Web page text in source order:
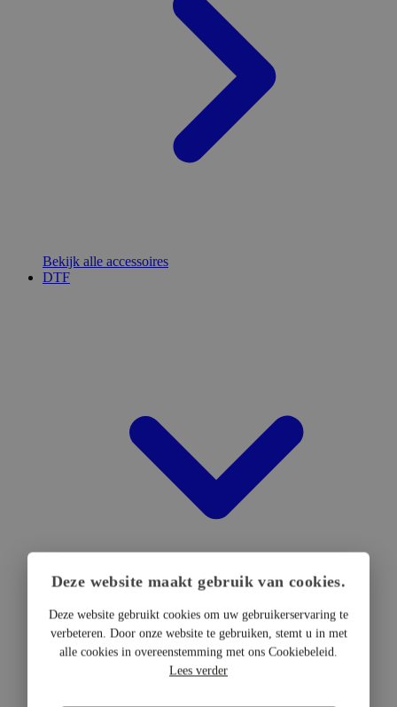
Bekijk alle accessoires
DTF
DTF Hardware
DTF Printers
Deze website maakt gebruik van cookies.
Deze website gebruikt cookies om uw gebruikerservaring te
verbeteren. Door onze website te gebruiken, stemt u in met
alle cookies in overeenstemming met ons Cookiebeleid.
Lees verder